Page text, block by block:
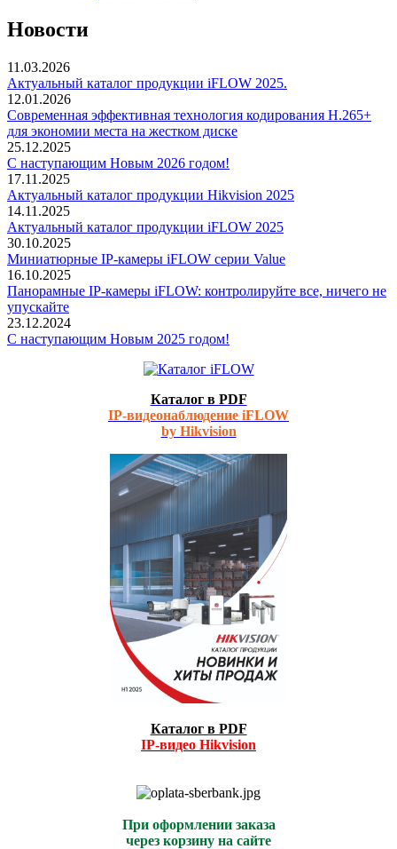
Новости
11.03.2026
Актуальный каталог продукции iFLOW 2025.
12.01.2026
Современная эффективная технология кодирования H.265+
для экономии места на жестком диске
25.12.2025
С наступающим Новым 2026 годом!
17.11.2025
Актуальный каталог продукции Hikvision 2025
14.11.2025
Актуальный каталог продукции iFLOW 2025
30.10.2025
Миниатюрные IP-камеры iFLOW серии Value
16.10.2025
Панорамные IP-камеры iFLOW: контролируйте все, ничего не
упускайте
23.12.2024
С наступающим Новым 2025 годом!
Каталог в PDF
IP-видеонаблюдение iFLOW
by Hikvision
Каталог в PDF
IP-видео Hikvision
При оформлении заказа
через корзину на сайте